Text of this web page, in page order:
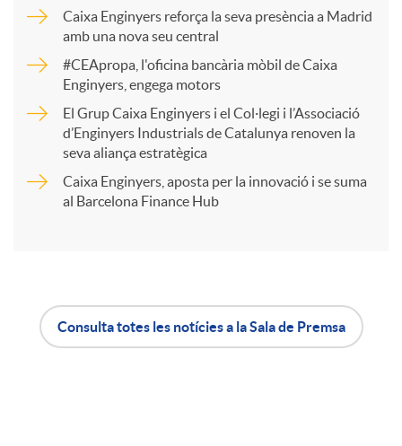
r
Caixa Enginyers reforça la seva presència a Madrid
amb una nova seu central
#CEApropa, l'oficina bancària mòbil de Caixa
Enginyers, engega motors
El Grup Caixa Enginyers i el Col·legi i l’Associació
d’Enginyers Industrials de Catalunya renoven la
seva aliança estratègica
Caixa Enginyers, aposta per la innovació i se suma
al Barcelona Finance Hub
Consulta totes les notícies a la Sala de Premsa